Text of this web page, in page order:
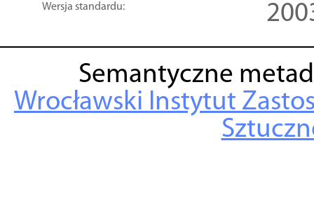
Wersja standardu:
Semantyczne
Wrocławski Instytut